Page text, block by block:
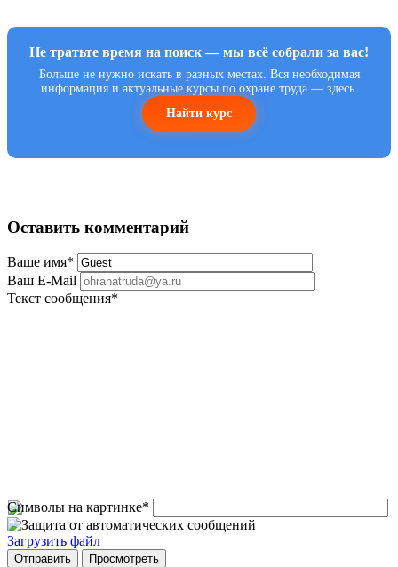
Не тратьте время на поиск — мы всё собрали за вас!
Больше не нужно искать в разных местах. Вся необходимая
информация и актуальные курсы по охране труда — здесь.
Найти курс
Оставить комментарий
Ваше имя*
Ваш E-Mail
Текст сообщения*
Символы на картинке*
Загрузить файл